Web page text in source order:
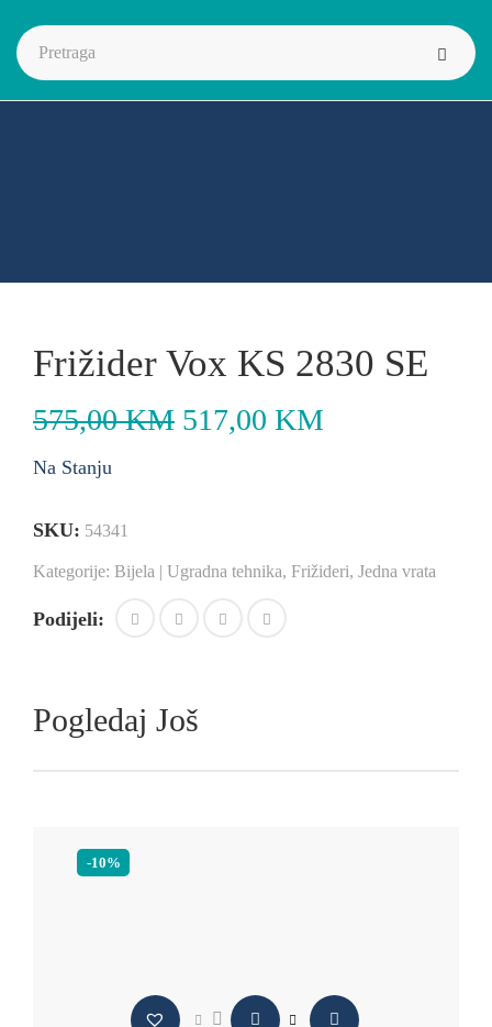
Frižider Vox KS 2830 SE
575,00KM 517,00 KM
Na Stanju
SKU: 54341
Kategorije: Bijela | Ugradna tehnika, Frižideri, Jedna vrata
Podijeli:
Pogledaj Još
-10%